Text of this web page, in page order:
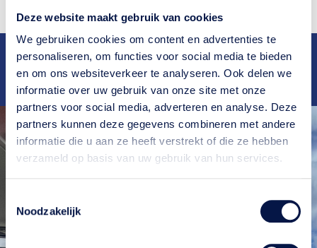
Deze website maakt gebruik van cookies
We gebruiken cookies om content en advertenties te
personaliseren, om functies voor social media te bieden
en om ons websiteverkeer te analyseren. Ook delen we
informatie over uw gebruik van onze site met onze
partners voor social media, adverteren en analyse. Deze
partners kunnen deze gegevens combineren met andere
informatie die u aan ze heeft verstrekt of die ze hebben
verzameld op basis van uw gebruik van hun services.
Noodzakelijk
Deskundig advies Ruim25 jaarervaring
Snelleoplevering Bekend vanRTL4 enRTL5
Scherpe